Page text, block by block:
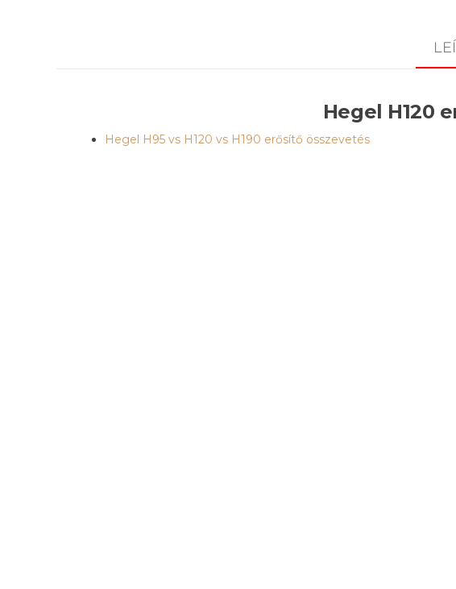
Hegel H120
Hegel H95 vs H120 vs H190 erősítő összevetés